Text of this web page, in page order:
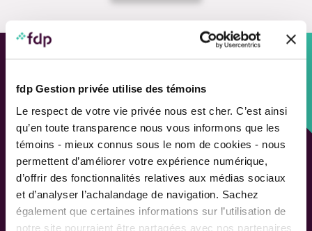
fdp Gestion privée utilise des témoins
Le respect de votre vie privée nous est cher. C’est ainsi
qu’en toute transparence nous vous informons que les
témoins - mieux connus sous le nom de cookies - nous
permettent d’améliorer votre expérience numérique,
d’offrir des fonctionnalités relatives aux médias sociaux
et d’analyser l’achalandage de navigation. Sachez
également que certaines informations sur l’utilisation de
notre site pourraient être partagées avec nos partenaires
Approche personnalisée,
Solutions adaptées.
LIENS RAPIDES
Outils de rendement
Calcul de performance
Publications
Parler à un conseiller